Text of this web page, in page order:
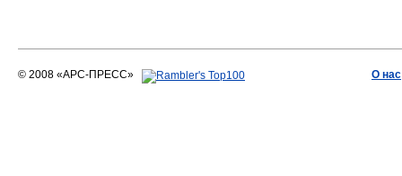
© 2008 «АРС-ПРЕСС» О нас